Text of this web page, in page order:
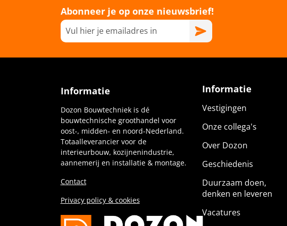
Abonneer je op onze nieuwsbrief!
Informatie
Dozon Bouwtechniek is dé
bouwtechnische groothandel voor
oost-, midden- en noord-Nederland.
Totaalleverancier voor de
interieurbouw, kozijnenindustrie,
aannemerij en installatie & montage.
Contact
Privacy policy & cookies
Informatie
Vestigingen
Onze collega's
Over Dozon
Geschiedenis
Duurzaam doen,
denken en leveren
Vacatures